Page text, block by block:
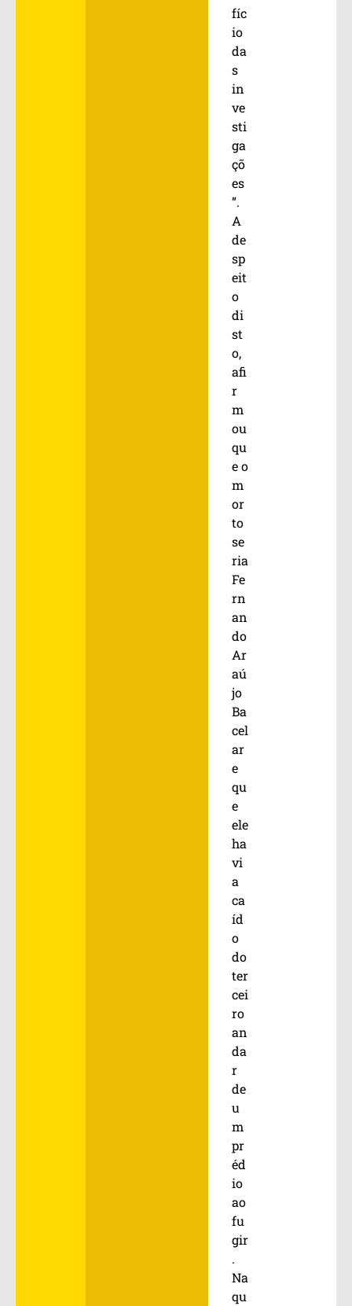
fíc
io
da
s
in
ve
sti
ga
çõ
es
”.
A
de
sp
eit
o
di
st
o,
afi
r
m
ou
qu
e o
m
or
to
se
ria
Fe
rn
an
do
Ar
aú
jo
Ba
cel
ar
e
qu
e
ele
ha
vi
a
ca
íd
o
do
ter
cei
ro
an
da
r
de
u
m
pr
éd
io
ao
fu
gir
.
Na
qu